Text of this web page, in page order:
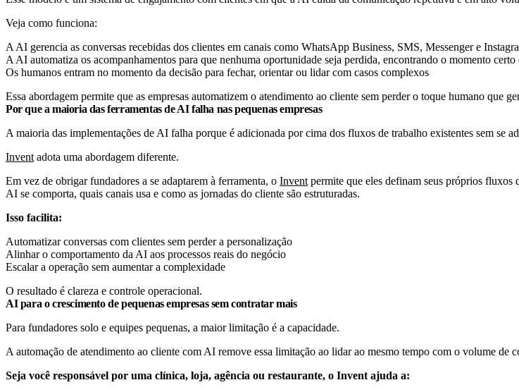
Veja como funciona:
A AI gerencia as conversas recebidas dos clientes em canais como WhatsApp Business, SMS, Messenger e
A AI automatiza os acompanhamentos para que nenhuma oportunidade seja perdida, encontrando o momento
Os humanos entram no momento da decisão para fechar, orientar ou lidar com casos complexos
Essa abordagem permite que as empresas automatizem o atendimento ao cliente sem perder o toque humano que
Por que a maioria das ferramentas de AI falha nas pequenas empresas
A maioria das implementações de AI falha porque é adicionada por cima dos fluxos de trabalho existentes sem se
Invent adota uma abordagem diferente.
Em vez de obrigar fundadores a se adaptarem à ferramenta, o Invent permite que eles definam seus próprios fluxos
AI se comporta, quais canais usa e como as jornadas do cliente são estruturadas.
Isso facilita:
Automatizar conversas com clientes sem perder a personalização
Alinhar o comportamento da AI aos processos reais do negócio
Escalar a operação sem aumentar a complexidade
O resultado é clareza e controle operacional.
AI para o crescimento de pequenas empresas sem contratar mais
Para fundadores solo e equipes pequenas, a maior limitação é a capacidade.
A automação de atendimento ao cliente com AI remove essa limitação ao lidar ao mesmo tempo com o volume de
Seja você responsável por uma clínica, loja, agência ou restaurante, o Invent ajuda a: